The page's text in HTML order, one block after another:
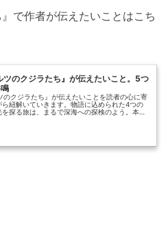
で作者が伝えたいことはこち
ツのクジラたち』が伝えたいこと。5つ
のクジラたち』が伝えたいことを読者の心に寄
ら紐解いていきます。物語に込められた4つの
探る旅は、まるで深海への探検のよう。本屋